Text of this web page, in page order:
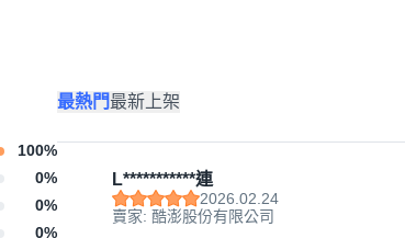
100%
0%
0%
0%
最熱門最新上架
L***********連
2026.02.24
賣家: 酷澎股份有限公司